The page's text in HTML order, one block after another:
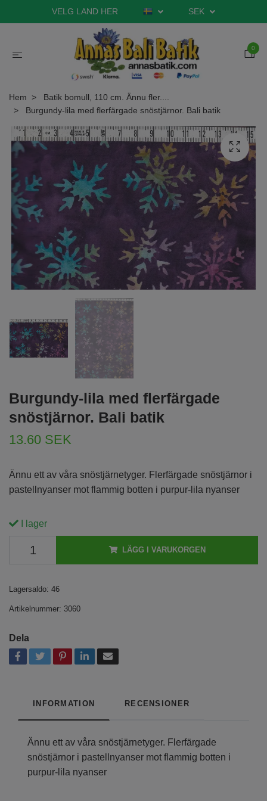
VELG LAND HER SEK
0
Hem
Batik bomull, 110 cm. Ännu fler....
Burgundy-lila med flerfärgade snöstjärnor. Bali batik
Burgundy-lila med flerfärgade
snöstjärnor. Bali batik
13.60 SEK
Ännu ett av våra snöstjärnetyger. Flerfärgade snöstjärnor i
pastellnyanser mot flammig botten i purpur-lila nyanser
I lager
LÄGG I VARUKORGEN
Lagersaldo: 46
Artikelnummer: 3060
Dela
INFORMATION RECENSIONER
Ännu ett av våra snöstjärnetyger. Flerfärgade
snöstjärnor i pastellnyanser mot flammig botten i
purpur-lila nyanser